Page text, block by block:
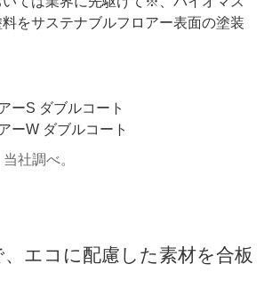
をサステナブルフロアー表面の塗装
ーS ダブルコート
ーW ダブルコート
社調べ。
エコに配慮した素材を合板